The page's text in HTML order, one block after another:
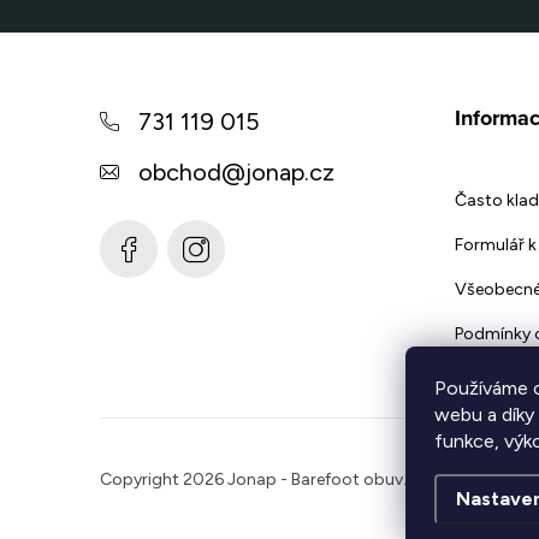
Používáme
webu a
funkce,
731 119 015
obchod@jonap.cz
Často
Formulář
Podmínky
Copyright 2026Jonap - Barefoot obuv. Všechna práva